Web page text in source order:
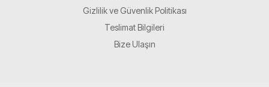
Gizlilik ve Güvenlik Politikası
Teslimat Bilgileri
Bize Ulaşın